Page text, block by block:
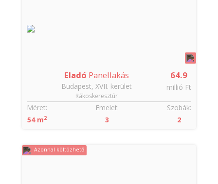
64.9
millió Ft
Eladó Panellakás
Budapest, XVII. kerület
Rákoskeresztúr
Szobák:
2
Méret:
54 m2
Emelet:
3
Azonnal költözhető